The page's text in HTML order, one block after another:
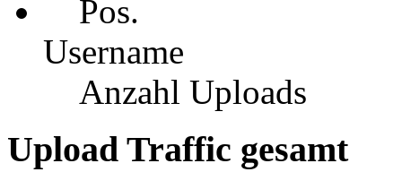
Pos.
Username
Anzahl Uploads
Upload Traffic gesamt